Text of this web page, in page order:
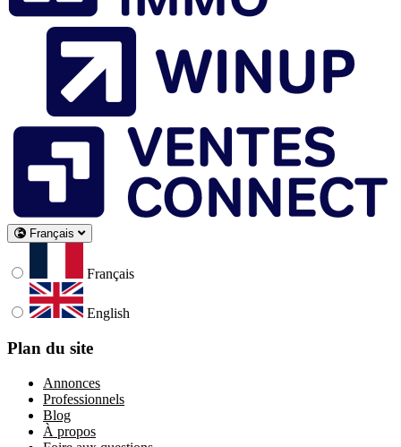
Français
Français
English
Plan du site
Annonces
Professionnels
Blog
À propos